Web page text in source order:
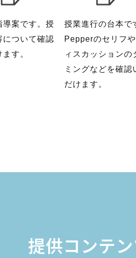
導案です。授
について確認
す。
授業進行の台本で
Pepperのセリフ
ィスカッションの
ミングなどを確認
だけます。
提供コンテ